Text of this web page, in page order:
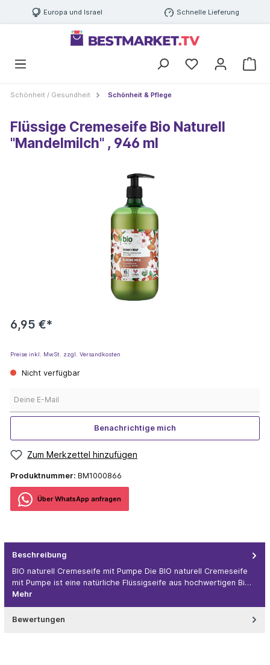
Europa und Israel Schnelle Lieferung
Schönheit / Gesundheit Schönheit & Pflege
Flüssige Cremeseife Bio Naturell
"Mandelmilch" , 946 ml
6,95 €*
Preise inkl. MwSt. zzgl. Versandkosten
Nicht verfügbar
Benachrichtige mich
Zum Merkzettel hinzufügen
Produktnummer: BM1000866
Über WhatѕApp anfragеn
Beschreibung
BIO naturell Cremeseife mit Pumpe Die BIO naturell Cremeseife
mit Pumpe ist eine natürliche Flüssigseife aus hochwertigen Bi…
Mehr
Bewertungen